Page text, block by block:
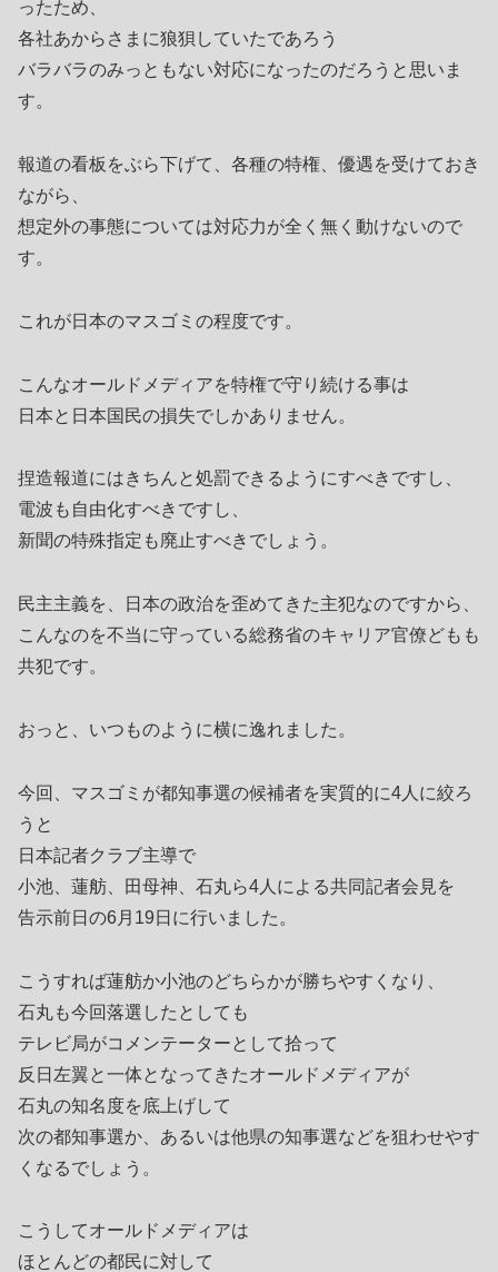
ったため、
各社あからさまに狼狽していたであろう
バラバラのみっともない対応になったのだろうと思いま
す。
報道の看板をぶら下げて、各種の特権、優遇を受けておき
ながら、
想定外の事態については対応力が全く無く動けないので
す。
これが日本のマスゴミの程度です。
こんなオールドメディアを特権で守り続ける事は
日本と日本国民の損失でしかありません。
捏造報道にはきちんと処罰できるようにすべきですし、
電波も自由化すべきですし、
新聞の特殊指定も廃止すべきでしょう。
民主主義を、日本の政治を歪めてきた主犯なのですから、
こんなのを不当に守っている総務省のキャリア官僚どもも
共犯です。
おっと、いつものように横に逸れました。
今回、マスゴミが都知事選の候補者を実質的に4人に絞ろ
うと
日本記者クラブ主導で
小池、蓮舫、田母神、石丸ら4人による共同記者会見を
告示前日の6月19日に行いました。
こうすれば蓮舫か小池のどちらかが勝ちやすくなり、
石丸も今回落選したとしても
テレビ局がコメンテーターとして拾って
反日左翼と一体となってきたオールドメディアが
石丸の知名度を底上げして
次の都知事選か、あるいは他県の知事選などを狙わせやす
くなるでしょう。
こうしてオールドメディアは
ほとんどの都民に対して